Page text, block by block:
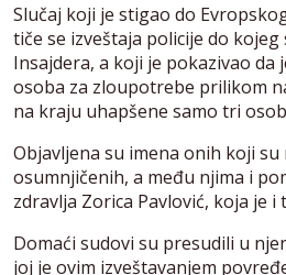
Slučaj koji je stigao do
tiče se izveštaja policije do
Insajdera, a koji je pokazivao da
osoba za zloupotrebe prilikom
na kraju uhapšene samo tri
Objavljena su imena onih koji su
osumnjičenih, a među njima i
zdravlja Zorica Pavlović, koja je i
Domaći sudovi su presudili u
joj je ovim izveštavanjem